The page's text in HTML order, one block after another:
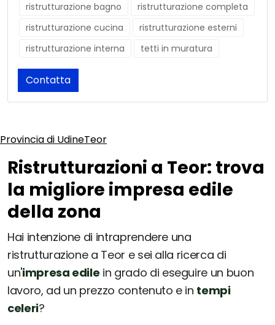
ristrutturazione bagno
ristrutturazione completa
ristrutturazione cucina
ristrutturazione esterni
ristrutturazione interna
tetti in muratura
Contatta
Provincia di UdineTeor
Ristrutturazioni a Teor: trova
la migliore impresa edile
della zona
Hai intenzione di intraprendere una
ristrutturazione a Teor e sei alla ricerca di
un'impresa edile in grado di eseguire un buon
lavoro, ad un prezzo contenuto e in tempi
celeri?